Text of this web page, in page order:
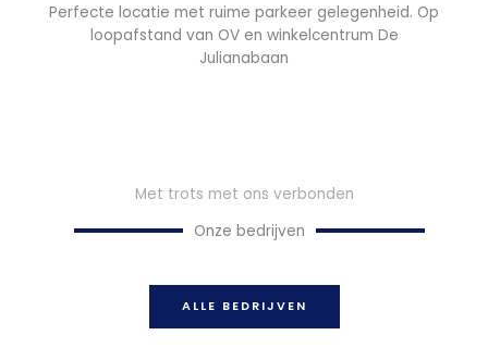
Perfecte locatie met ruime parkeer gelegenheid. Op
loopafstand van OV en winkelcentrum De
Julianabaan
Met trots met ons verbonden
Onze bedrijven
ALLE BEDRIJVEN